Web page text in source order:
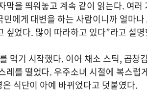
막을 띄워놓고 계속 같이 읽는다. 여
에게 대변을 하는 사람이니까 얼마
싶었다. 많이 따라하고 있다”라고 설
먹기 시작했다. 이어 채소 스틱, 곱창
레를 떨었다. 우주소녀 시절에 복스럽
식단이 아예 바뀌었다고 덧붙였다.